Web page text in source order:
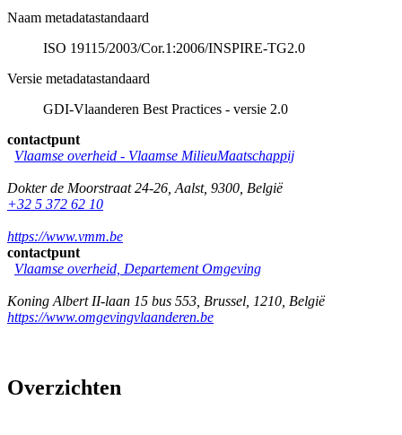
Naam metadatastandaard
ISO 19115/2003/Cor.1:2006/INSPIRE-TG2.0
Versie metadatastandaard
GDI-Vlaanderen Best Practices - versie 2.0
contactpunt
Vlaamse overheid - Vlaamse MilieuMaatschappij
Dokter de Moorstraat 24-26 Aalst, 9300 België
+32 5 372 62 10
https://www.vmm.be
contactpunt
Vlaamse overheid, Departement Omgeving
Koning Albert II-laan 15 bus 553 Brussel 1210 België
https://www.omgevingvlaanderen.be
Overzichten